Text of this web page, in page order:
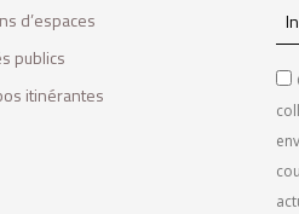
d’espaces
publics
itinérantes